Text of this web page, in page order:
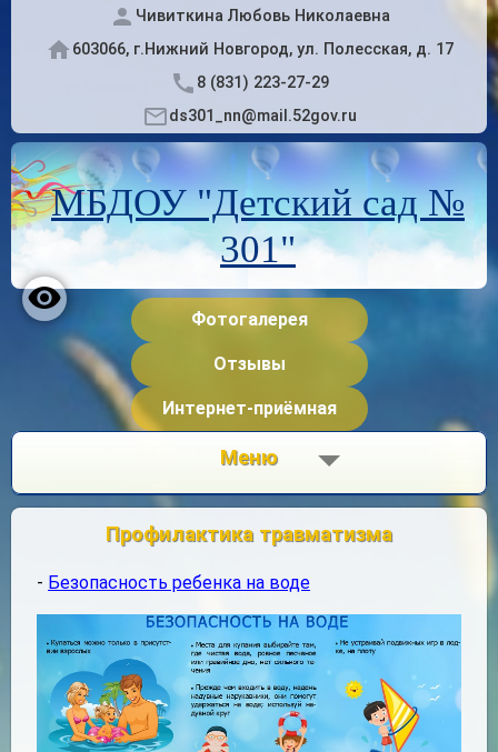
Чивиткина Любовь Николаевна
603066, г.Нижний Новгород, ул. Полесская, д. 17
8 (831) 223-27-29
ds301_nn@mail.52gov.ru
МБДОУ "Детский сад №
301"
Фотогалерея
Отзывы
Интернет-приёмная
Меню
Профилактика травматизма
- Безопасность ребенка на воде